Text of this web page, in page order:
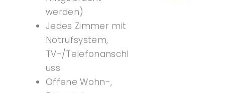
werden)
Jedes Zimmer mit
Notrufsystem,
TV-/Telefonanschl
uss
Offene Wohn-,